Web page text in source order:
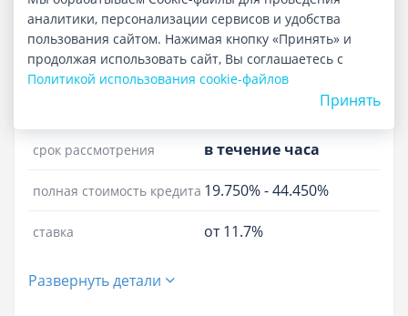
сумма кредита до 3 000 000 ₽
срок рассмотрения в течение часа
полная стоимость кредита 19.750%-44.450%
ставка от 11.7%
Развернуть детали
аналитики, персонализации сервисов и удобства
пользования сайтом. Нажимая кнопку «Принять» и
продолжая использовать сайт, Вы соглашаетесь с
Политикой использования cookie-файлов
Принять